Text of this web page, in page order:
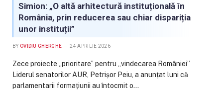
Simion: „O altă arhitectură instituțională în
România, prin reducerea sau chiar dispariția
unor instituții”
BY OVIDIU GHERGHE 24 APRILIE 2026
Zece proiecte „prioritare” pentru „vindecarea României”
Liderul senatorilor AUR, Petrișor Peiu, a anunțat luni că
parlamentarii formațiunii au întocmit o…